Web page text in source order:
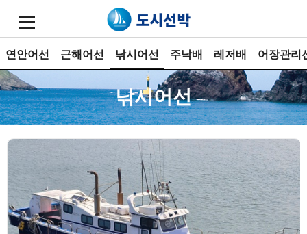
연안어선 근해어선 낚시어선 주낙배 레저배 어장관리
낚시어선